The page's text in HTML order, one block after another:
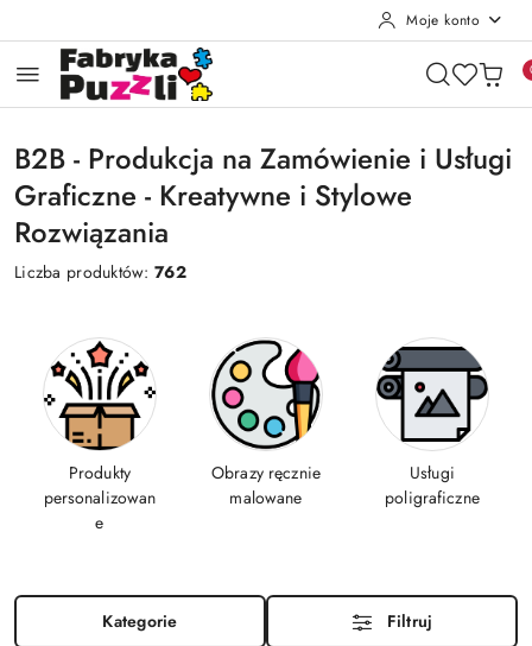
Moje konto
B2B - Produkcja na Zamówienie i Usługi
Graficzne - Kreatywne i Stylowe
Rozwiązania
Liczba produktów:762
Produkty
personalizowan
e
Obrazy ręcznie
malowane
Usługi
poligraficzne
Kategorie Filtruj